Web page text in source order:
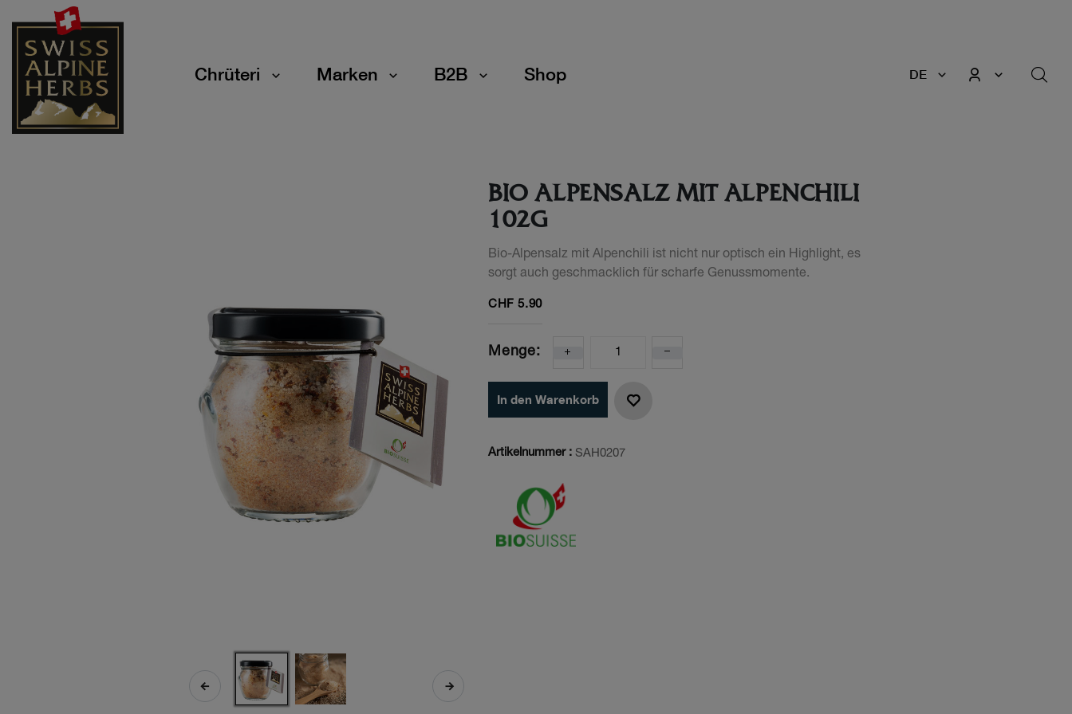
Chrüteri Marken B2B Shop DE
BIO ALPENSALZ MIT ALPENCHILI
102G
Bio-Alpensalz mit Alpenchili ist nicht nur optisch ein Highlight, es
sorgt auch geschmacklich für scharfe Genussmomente.
CHF5.90
Menge:
In den Warenkorb
Artikelnummer : SAH0207